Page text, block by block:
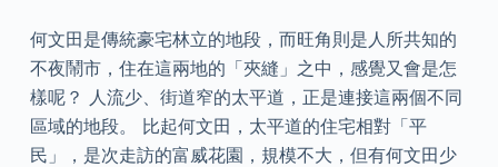
何文田是傳統豪宅林立的地段，而旺角則是人所共知的
不夜鬧市，住在這兩地的「夾縫」之中，感覺又會是怎
樣呢？ 人流少、街道窄的太平道，正是連接這兩個不同
區域的地段。 比起何文田，太平道的住宅相對「平
民」，是次走訪的富威花園，規模不大，但有何文田少